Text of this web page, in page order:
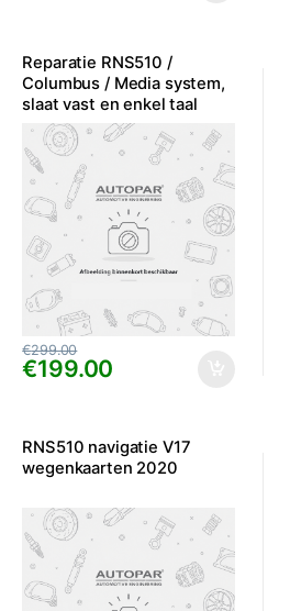
Reparatie RNS510 /
Columbus / Media system,
slaat vast en enkel taal
Duits
€199.00
€299.00
RNS510 navigatie V17
wegenkaarten 2020